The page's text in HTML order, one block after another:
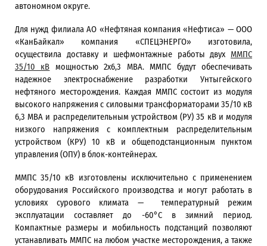
автономном округе.
Для нужд филиала АО «Нефтяная компания «Нефтиса» — ООО
«КанБайкал» компания «СПЕЦЭНЕРГО» изготовила,
осуществила доставку и шефмонтажные работы двух ММПС
35/10 кВ мощностью 2х6,3 МВА. ММПС будут обеспечивать
надежное электроснабжение разработки Унтыгейского
нефтяного месторождения. Каждая ММПС состоит из модуля
высокого напряжения с силовыми трансформаторами 35/10 кВ
6,3 МВА и распределительным устройством (РУ) 35 кВ и модуля
низкого напряжения с комплектным распределительным
устройством (КРУ) 10 кВ и общеподстанционным пунктом
управления (ОПУ) в блок-контейнерах.
ММПС 35/10 кВ изготовлены исключительно с применением
оборудования Российского производства и могут работать в
условиях сурового климата — температурный режим
эксплуатации составляет до -60°С в зимний период.
Компактные размеры и мобильность подстанций позволяют
устанавливать ММПС на любом участке месторождения, а также